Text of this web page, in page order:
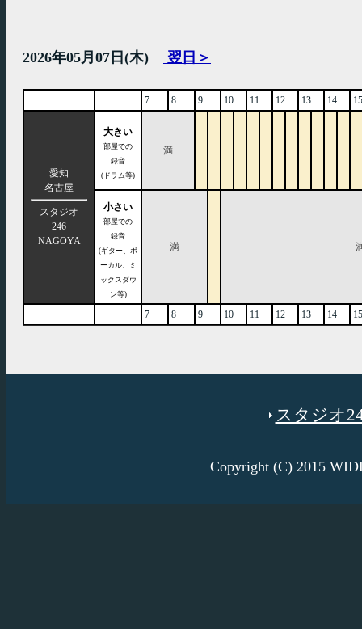
2026年05月07日(木) 翌日＞
7 8 9 10 11 12 13 14 15
愛知
名古屋
スタジオ
246
NAGOYA
大きい
部屋での
録音
(ドラム等)
満
小さい
部屋での
録音
(ギター、ボ
ーカル、ミ
ックスダウ
ン等)
満
7 8 9 10 11 12 13 14 15
スタジオ
Copyright (C) 2015